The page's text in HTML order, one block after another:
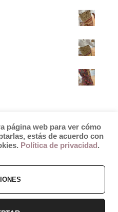
Colette
Cambios y Devoluciones
página web para ver cómo
estás de acuerdo con
Política de privacidad .